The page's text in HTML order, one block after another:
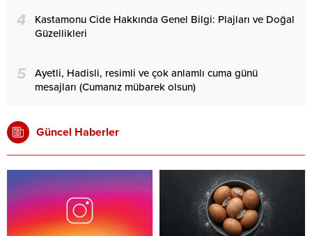
4
Kastamonu Cide Hakkında Genel Bilgi: Plajları ve Doğal
Güzellikleri
5
Ayetli, Hadisli, resimli ve çok anlamlı cuma günü
mesajları (Cumanız mübarek olsun)
Güncel Haberler